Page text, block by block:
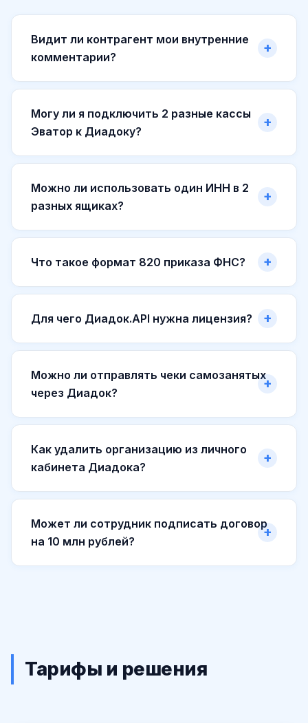
Видит ли контрагент мои внутренние
комментарии?
Могу ли я подключить 2 разные кассы
Эватор к Диадоку?
Можно ли использовать один ИНН в 2
разных ящиках?
Что такое формат 820 приказа ФНС?
Для чего Диадок.API нужна лицензия?
Можно ли отправлять чеки самозанятых
через Диадок?
Как удалить организацию из личного
кабинета Диадока?
Может ли сотрудник подписать договор
на 10 млн рублей?
Тарифы и решения